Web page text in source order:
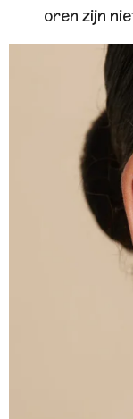
oren zijn